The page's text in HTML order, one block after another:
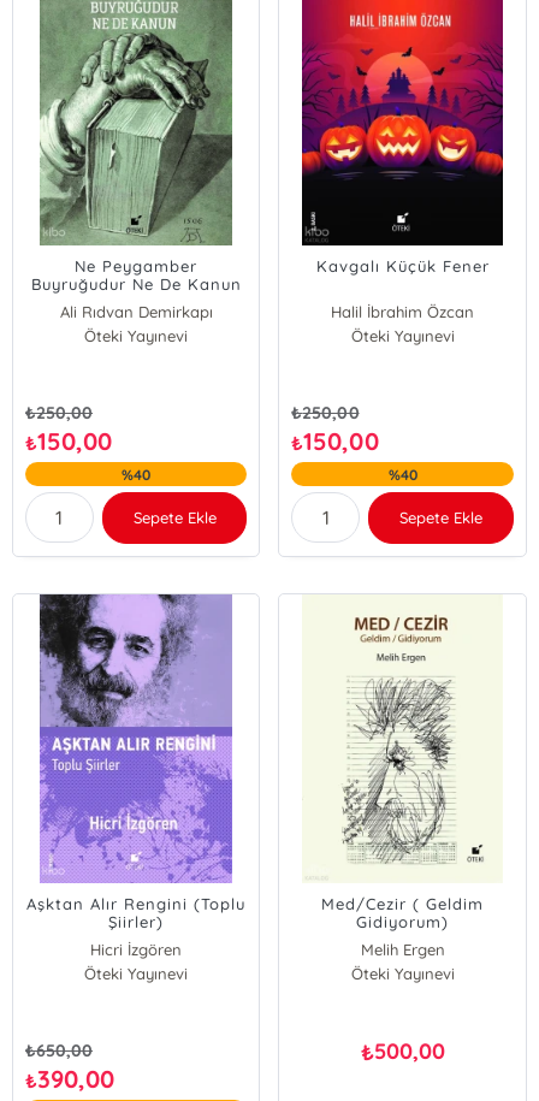
Ne Peygamber
Buyruğudur Ne De Kanun
Ali Rıdvan Demirkapı
Öteki Yayınevi
₺250,00
₺150,00
%40
Sepete Ekle
Kavgalı Küçük Fener
Halil İbrahim Özcan
Öteki Yayınevi
₺250,00
₺150,00
%40
Sepete Ekle
Aşktan Alır Rengini (Toplu
Şiirler)
Hicri İzgören
Öteki Yayınevi
₺650,00
₺390,00
Med/Cezir ( Geldim
Gidiyorum)
Melih Ergen
Öteki Yayınevi
₺500,00